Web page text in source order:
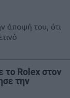
άποψή του, ότι
το Rolex στον
την